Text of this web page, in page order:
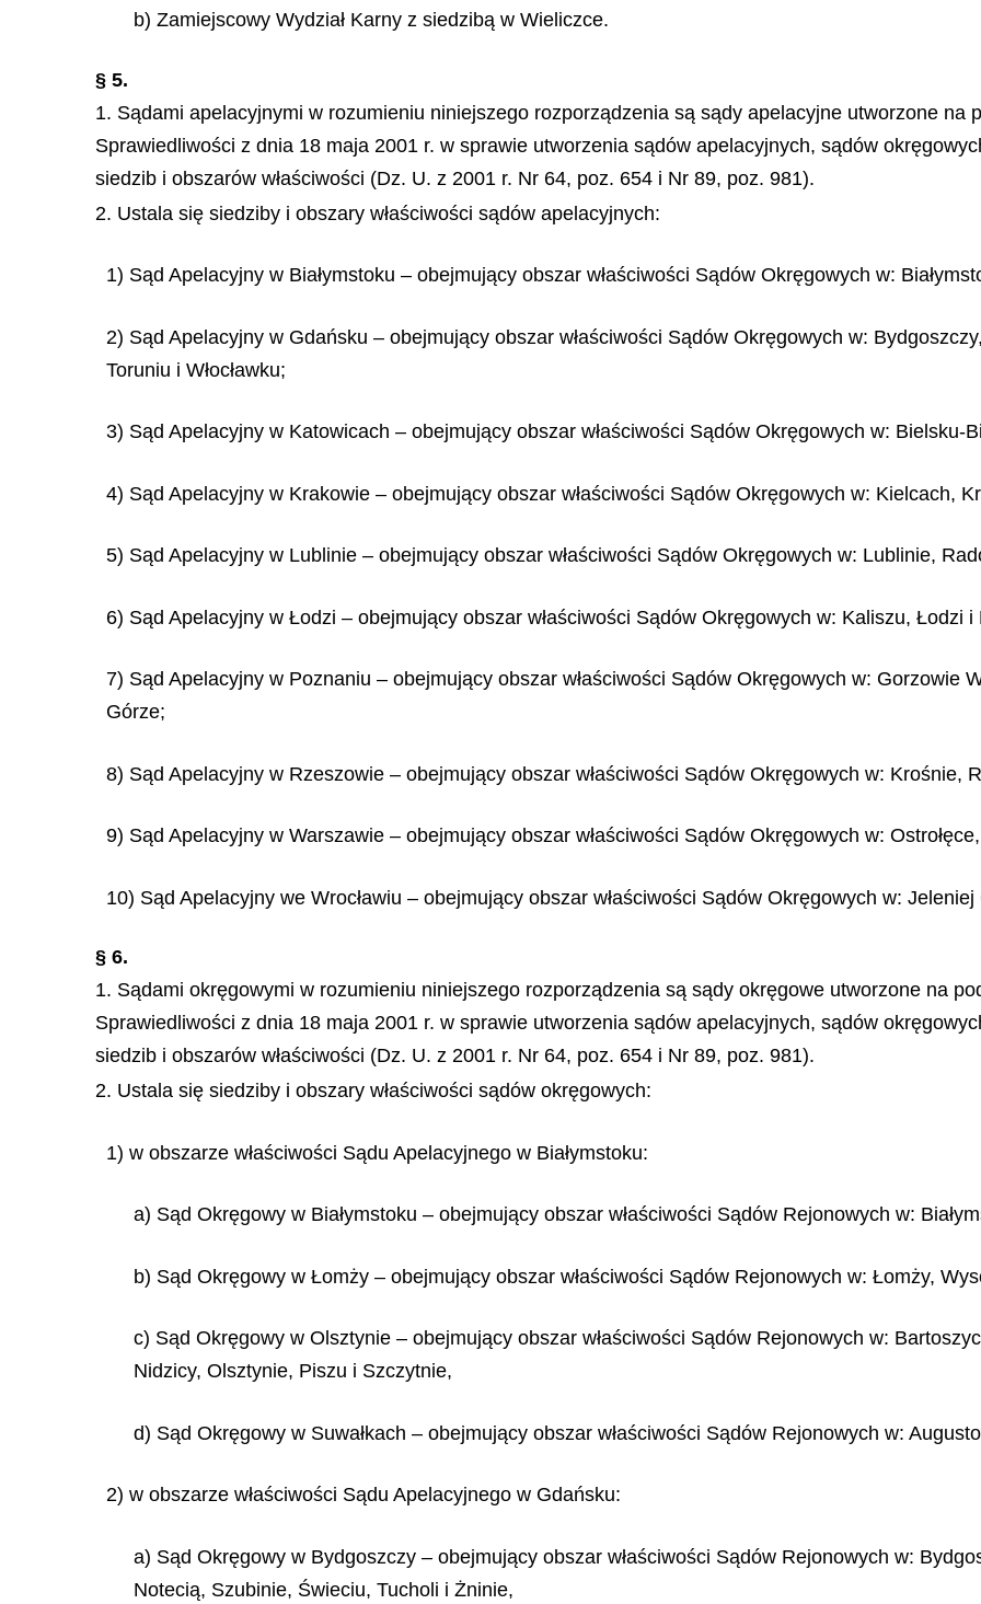
b) Zamiejscowy Wydział Karny z siedzibą w Wieliczce.
§ 5.
1. Sądami apelacyjnymi w rozumieniu niniejszego rozporządzenia są sądy apelacyjne utworzone na
Sprawiedliwości z dnia 18 maja 2001 r. w sprawie utworzenia sądów apelacyjnych, sądów
siedzib i obszarów właściwości (Dz. U. z 2001 r. Nr 64, poz. 654 i Nr 89, poz. 981).
2. Ustala się siedziby i obszary właściwości sądów apelacyjnych:
1) Sąd Apelacyjny w Białymstoku – obejmujący obszar właściwości Sądów Okręgowych w:
2) Sąd Apelacyjny w Gdańsku – obejmujący obszar właściwości Sądów Okręgowych w:
Toruniu i Włocławku;
3) Sąd Apelacyjny w Katowicach – obejmujący obszar właściwości Sądów Okręgowych w: Bielsku-
4) Sąd Apelacyjny w Krakowie – obejmujący obszar właściwości Sądów Okręgowych w: Kielcach,
5) Sąd Apelacyjny w Lublinie – obejmujący obszar właściwości Sądów Okręgowych w: Lublinie,
6) Sąd Apelacyjny w Łodzi – obejmujący obszar właściwości Sądów Okręgowych w: Kaliszu, Łodzi
7) Sąd Apelacyjny w Poznaniu – obejmujący obszar właściwości Sądów Okręgowych w: Gorzowie
Górze;
8) Sąd Apelacyjny w Rzeszowie – obejmujący obszar właściwości Sądów Okręgowych w: Krośnie,
9) Sąd Apelacyjny w Warszawie – obejmujący obszar właściwości Sądów Okręgowych w:
10) Sąd Apelacyjny we Wrocławiu – obejmujący obszar właściwości Sądów Okręgowych w:
§ 6.
1. Sądami okręgowymi w rozumieniu niniejszego rozporządzenia są sądy okręgowe utworzone na
Sprawiedliwości z dnia 18 maja 2001 r. w sprawie utworzenia sądów apelacyjnych, sądów
siedzib i obszarów właściwości (Dz. U. z 2001 r. Nr 64, poz. 654 i Nr 89, poz. 981).
2. Ustala się siedziby i obszary właściwości sądów okręgowych:
1) w obszarze właściwości Sądu Apelacyjnego w Białymstoku:
a) Sąd Okręgowy w Białymstoku – obejmujący obszar właściwości Sądów Rejonowych w:
b) Sąd Okręgowy w Łomży – obejmujący obszar właściwości Sądów Rejonowych w: Łomży,
c) Sąd Okręgowy w Olsztynie – obejmujący obszar właściwości Sądów Rejonowych w:
Nidzicy, Olsztynie, Piszu i Szczytnie,
d) Sąd Okręgowy w Suwałkach – obejmujący obszar właściwości Sądów Rejonowych w:
2) w obszarze właściwości Sądu Apelacyjnego w Gdańsku:
a) Sąd Okręgowy w Bydgoszczy – obejmujący obszar właściwości Sądów Rejonowych w:
Notecią, Szubinie, Świeciu, Tucholi i Żninie,